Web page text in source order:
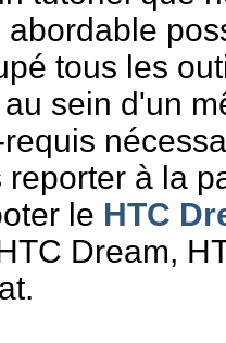
tous les
sein d'un
reporter à la
le HTC
Dream,